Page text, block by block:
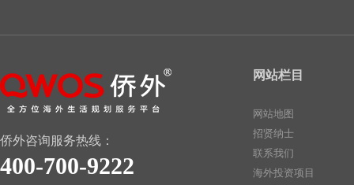
侨外咨询服务热线：
400-700-9222
网站栏目
网站地图
招贤纳士
联系我们
海外投资项目